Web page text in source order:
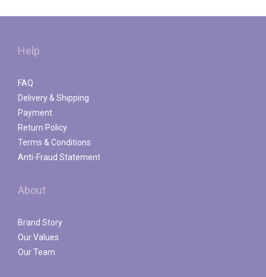
Help
FAQ
Delivery & Shipping
Payment
Return Policy
Terms & Conditions
Anti-Fraud Statement
About
Brand Story
Our Values
Our Team